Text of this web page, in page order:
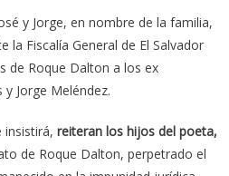
y Jorge, en nombre de la familia,
la Fiscalía General de El Salvador
de Roque Dalton a los ex
y Jorge Meléndez.
insistirá, reiteran los hijos del poeta,
de Roque Dalton, perpetrado el